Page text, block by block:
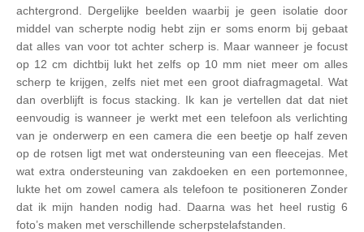
achtergrond. Dergelijke beelden waarbij je geen isolatie door
middel van scherpte nodig hebt zijn er soms enorm bij gebaat
dat alles van voor tot achter scherp is. Maar wanneer je focust
op 12 cm dichtbij lukt het zelfs op 10 mm niet meer om alles
scherp te krijgen, zelfs niet met een groot diafragmagetal. Wat
dan overblijft is focus stacking. Ik kan je vertellen dat dat niet
eenvoudig is wanneer je werkt met een telefoon als verlichting
van je onderwerp en een camera die een beetje op half zeven
op de rotsen ligt met wat ondersteuning van een fleecejas. Met
wat extra ondersteuning van zakdoeken en een portemonnee,
lukte het om zowel camera als telefoon te positioneren Zonder
dat ik mijn handen nodig had. Daarna was het heel rustig 6
foto’s maken met verschillende scherpstelafstanden.